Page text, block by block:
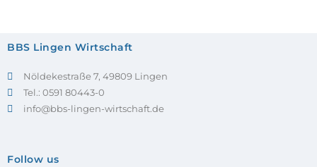
BBS Lingen Wirtschaft
Nöldekestraße 7, 49809 Lingen
Tel.: 0591 80443-0
info@bbs-lingen-wirtschaft.de
Follow us